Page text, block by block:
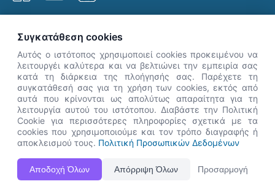
Η Ιστοσελίδα ΑνΑΔ είναι πλήρως συμβατή με τις νεότερες εκδόσεις, Google Chrome, Mozilla Firefox,
Apple Safari καθώς και Internet Explorer.
👋 Καλώς ήρθες! Είμαι η Νόησις.
Πες μου πώς μπορώ να σε βοηθήσω
σήμερα.
Συγκατάθεση cookies
Αυτός ο ιστότοπος χρησιμοποιεί cookies προκειμένου να
λειτουργέι καλύτερα και να βελτιώνει την εμπειρία σας
κατά τη διάρκεια της πλοήγησής σας. Παρέχετε τη
συγκατάθεσή σας για τη χρήση των cookies, εκτός από
αυτά που κρίνονται ως απολύτως απαραίτητα για τη
λειτουργία αυτού του ιστότοπου. Διαβάστε την Πολιτική
Cookie για περισσότερες πληροφορίες σχετικά με τα
cookies που χρησιμοποιούμε και τον τρόπο διαγραφής ή
αποκλεισμού τους. Πολιτική Προσωπικών Δεδομένων
Αποδοχή Όλων Απόρριψη Όλων Προσαρμογή